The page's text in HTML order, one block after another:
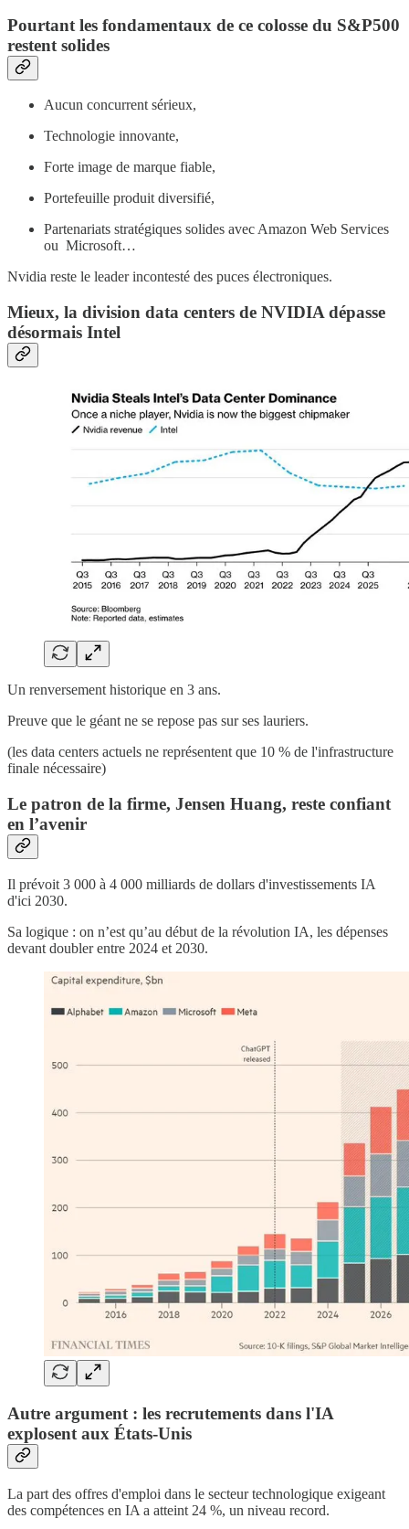
Pourtant les fondamentaux de ce colosse du S&P500
restent solides
Aucun concurrent sérieux,
Technologie innovante,
Forte image de marque fiable,
Portefeuille produit diversifié,
Partenariats stratégiques solides avec Amazon Web Services
ou Microsoft…
Nvidia reste le leader incontesté des puces électroniques.
Mieux, la division data centers de NVIDIA dépasse
désormais Intel
Un renversement historique en 3 ans.
Preuve que le géant ne se repose pas sur ses lauriers.
(les data centers actuels ne représentent que 10 % de l'infrastructure
finale nécessaire)
Le patron de la firme, Jensen Huang, reste confiant
en l’avenir
Il prévoit 3 000 à 4 000 milliards de dollars d'investissements IA
d'ici 2030.
Sa logique : on n’est qu’au début de la révolution IA, les dépenses
devant doubler entre 2024 et 2030.
Autre argument : les recrutements dans l'IA
explosent aux États-Unis
La part des offres d'emploi dans le secteur technologique exigeant
des compétences en IA a atteint 24 %, un niveau record.